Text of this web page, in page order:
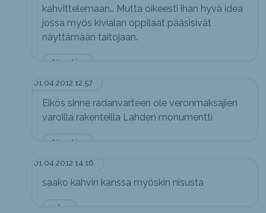
Nimetön
kahvittelemaan… Mutta oikeesti ihan hyvä idea
jossa myös kivialan oppilaat pääsisivät
näyttämään taitojaan.
01.04.2012 12:57
Nimetön
Eikös sinne radanvarteen ole veronmaksajien
varoilla rakenteilla Lahden monumentti
01.04.2012 14:16
jake
saako kahvin kanssa myöskin nisusta